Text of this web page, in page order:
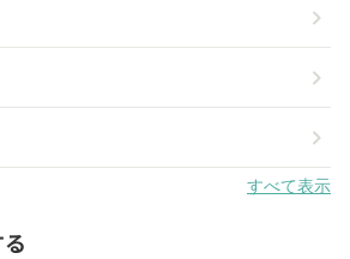
chevron_right
chevron_right
chevron_right
すべて表示